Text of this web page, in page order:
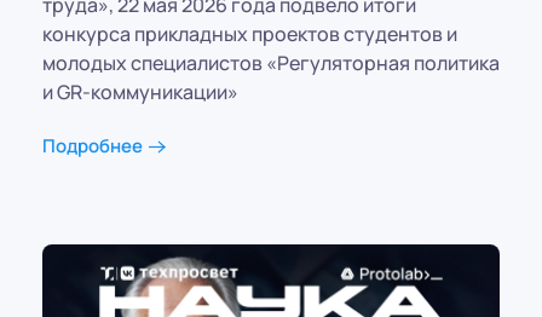
конкурса прикладных проектов студентов и
молодых специалистов «Регуляторная политика
и GR-коммуникации»
Подробнее